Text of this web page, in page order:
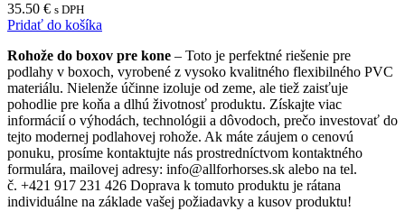
35.50 € s DPH
Pridať do košíka
Rohože do boxov pre kone – Toto je perfektné riešenie pre
podlahy v boxoch, vyrobené z vysoko kvalitného flexibilného PVC
materiálu. Nielenže účinne izoluje od zeme, ale tiež zaisťuje
pohodlie pre koňa a dlhú životnosť produktu. Získajte viac
informácií o výhodách, technológii a dôvodoch, prečo investovať do
tejto modernej podlahovej rohože. Ak máte záujem o cenovú
ponuku, prosíme kontaktujte nás prostredníctvom kontaktného
formulára, mailovej adresy: info@allforhorses.sk alebo na tel.
č. +421 917 231 426 Doprava k tomuto produktu je rátana
individuálne na základe vašej požiadavky a kusov produktu!